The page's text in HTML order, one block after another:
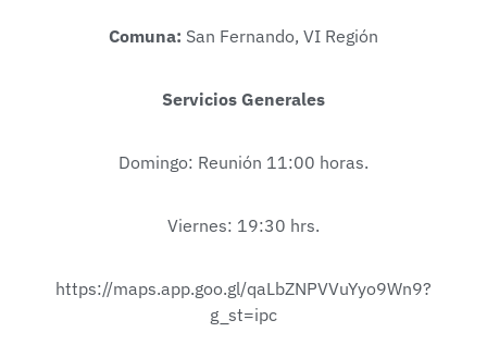
Comuna: San Fernando, VI Región
Servicios Generales
Domingo: Reunión 11:00 horas.
Viernes: 19:30 hrs.
https://maps.app.goo.gl/qaLbZNPVVuYyo9Wn9?
g_st=ipc